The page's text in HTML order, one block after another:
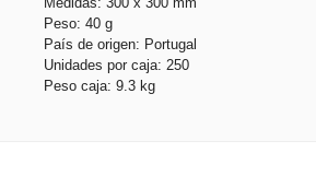
Peso: 40 g
País de origen: Portugal
Unidades por caja: 250
Peso caja: 9.3 kg